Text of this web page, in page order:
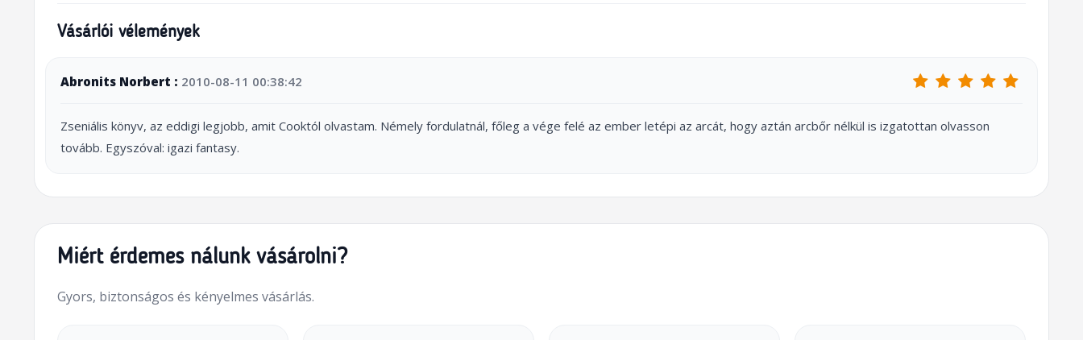
Vásárlói vélemények
Abronits Norbert : 2010-08-11 00:38:42
Zseniális könyv, az eddigi legjobb, amit Cooktól olvastam. Némely fordulatnál, főleg a vége felé az ember letépi az arcát, hogy aztán arcbőr nélkül is izgatottan olvasson
tovább. Egyszóval: igazi fantasy.
Miért érdemes nálunk vásárolni?
Gyors, biztonságos és kényelmes vásárlás.